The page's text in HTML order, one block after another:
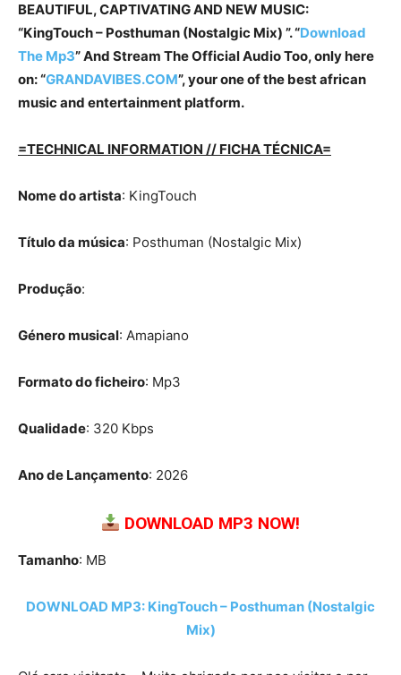
BEAUTIFUL, CAPTIVATING AND NEW MUSIC:
“KingTouch – Posthuman (Nostalgic Mix) ”. “Download
The Mp3” And Stream The Official Audio Too, only here
on: “GRANDAVIBES.COM”, your one of the best african
music and entertainment platform.
=TECHNICAL INFORMATION // FICHA TÉCNICA=
Nome do artista: KingTouch
Título da música: Posthuman (Nostalgic Mix)
Produção:
Género musical: Amapiano
Formato do ficheiro: Mp3
Qualidade: 320 Kbps
Ano de Lançamento: 2026
DOWNLOAD MP3 NOW!
Tamanho: MB
DOWNLOAD MP3: KingTouch – Posthuman (Nostalgic
Mix)